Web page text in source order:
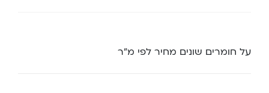
על חומרים שונים מחיר לפי מ”ר